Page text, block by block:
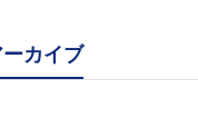
カイブ